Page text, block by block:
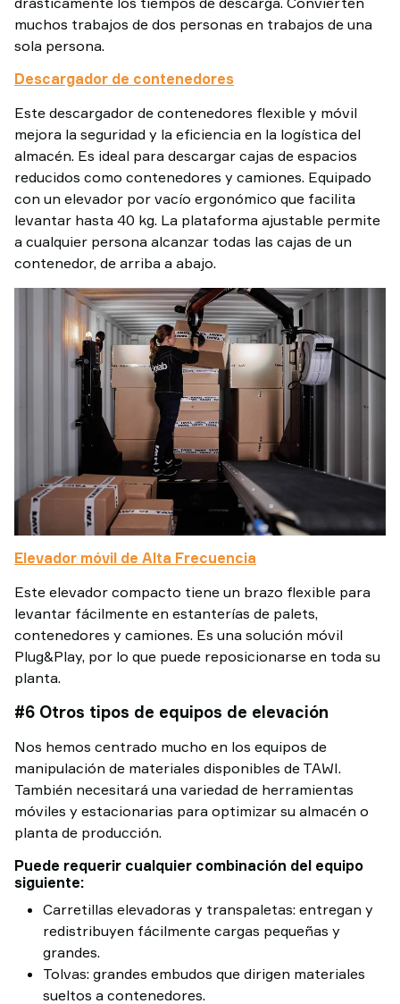
muchos trabajos de dos personas en trabajos de una
sola persona.
Descargador de contenedores
Este descargador de contenedores flexible y móvil
mejora la seguridad y la eficiencia en la logística del
almacén. Es ideal para descargar cajas de espacios
reducidos como contenedores y camiones. Equipado
con un elevador por vacío ergonómico que facilita
levantar hasta 40 kg. La plataforma ajustable permite
a cualquier persona alcanzar todas las cajas de un
contenedor, de arriba a abajo.
Elevador móvil de Alta Frecuencia
Este elevador compacto tiene un brazo flexible para
levantar fácilmente en estanterías de palets,
contenedores y camiones. Es una solución móvil
Plug&Play, por lo que puede reposicionarse en toda su
planta.
#6 Otros tipos de equipos de elevación
Nos hemos centrado mucho en los equipos de
manipulación de materiales disponibles de TAWI.
También necesitará una variedad de herramientas
móviles y estacionarias para optimizar su almacén o
planta de producción.
Puede requerir cualquier combinación del equipo
siguiente:
Carretillas elevadoras y transpaletas: entregan y
redistribuyen fácilmente cargas pequeñas y
grandes.
Tolvas: grandes embudos que dirigen materiales
sueltos a contenedores.